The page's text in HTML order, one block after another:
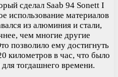
сделал Saab 94 Sonett I
использование материалов
из алюминия и стали,
чем многие другие
позволило ему достигнуть
километров в час, что было
тогдашнего времени.